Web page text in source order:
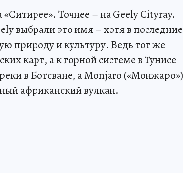
Точнее – на Geely Cityray.
выбрали это имя – хотя в последние
природу и культуру. Ведь тот же
карт, а к горной системе в Тунисе
в Ботсване, а Monjaro («Монжаро»)
африканский вулкан.